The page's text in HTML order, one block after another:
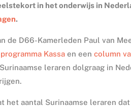
in het onderwijs in
.
de D66-Kamerleden Paul van
Kassa en eencolumn
leraren dolgraag in
het aantal Surinaamse leraren